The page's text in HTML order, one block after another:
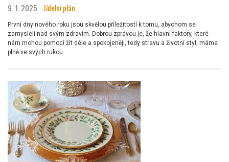
9. 1. 2025 Jídelní plán
První dny nového roku jsou skvělou příležitostí k tomu, abychom se
zamysleli nad svým zdravím. Dobrou zprávou je, že hlavní faktory, které
nám mohou pomoci žít déle a spokojeněji, tedy stravu a životní styl, máme
plně ve svých rukou.